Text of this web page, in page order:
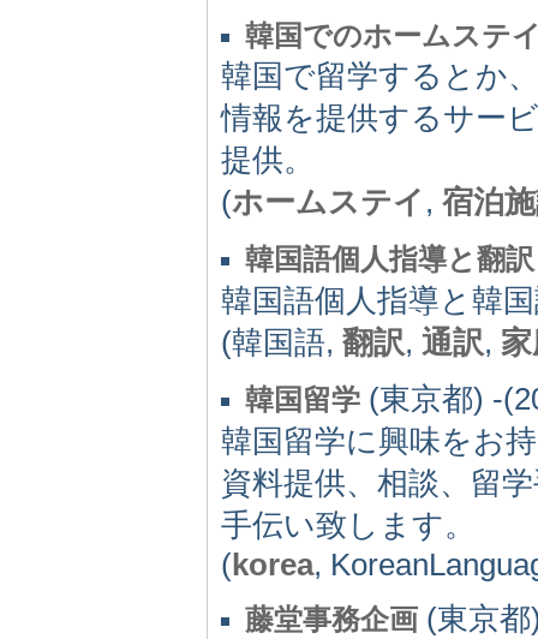
韓国でのホームステ
韓国で留学するとか
情報を提供するサー
提供。
(ホームステイ , 宿泊
韓国語個人指導と翻
韓国語個人指導と韓
(韓国語, 翻訳, 通訳,
韓国留学 (東京都) -
韓国留学に興味をお
資料提供、相談、留
手伝い致します。
(korea,
藤堂事務企画 (東京